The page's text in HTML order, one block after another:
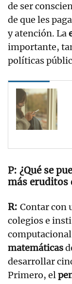
de ser
de que les
y atención. La
importante,
políticas
¿Qué se
más eruditos
Contar con
colegios e
matemáticas
desarrollar
Primero, el